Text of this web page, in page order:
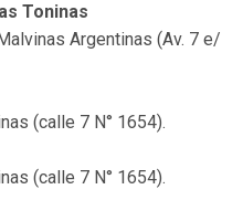
Toninas
Argentinas (Av. 7 e/
(calle 7 N° 1654).
(calle 7 N° 1654).